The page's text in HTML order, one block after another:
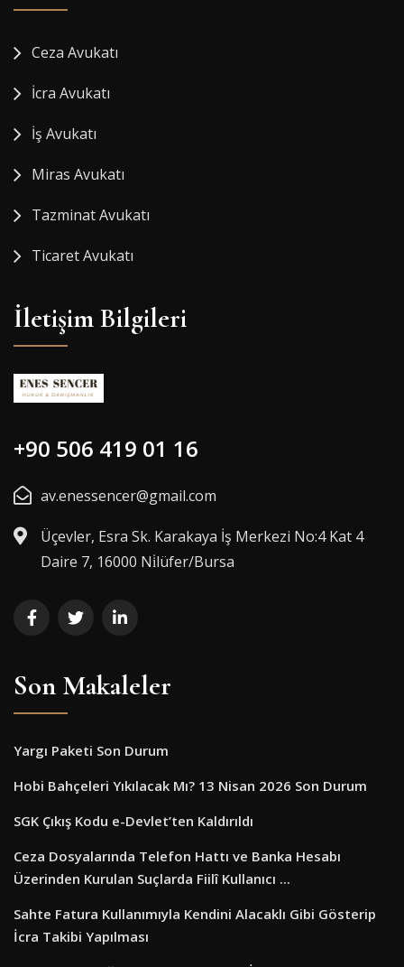
Ceza Avukatı
İcra Avukatı
İş Avukatı
Miras Avukatı
Tazminat Avukatı
Ticaret Avukatı
İletişim Bilgileri
+90 506 419 01 16
av.enessencer@gmail.com
Üçevler, Esra Sk. Karakaya İş Merkezi No:4 Kat 4
Daire 7, 16000 Ni̇lüfer/Bursa
Son Makaleler
Yargı Paketi Son Durum
Hobi Bahçeleri Yıkılacak Mı? 13 Nisan 2026 Son Durum
SGK Çıkış Kodu e-Devlet’ten Kaldırıldı
Ceza Dosyalarında Telefon Hattı ve Banka Hesabı
Üzerinden Kurulan Suçlarda Fiilî Kullanıcı ...
Sahte Fatura Kullanımıyla Kendini Alacaklı Gibi Gösterip
İcra Takibi Yapılması